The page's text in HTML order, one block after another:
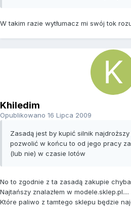
W takim razie wytłumacz mi swój tok
Khiledim
Opublikowano 16 Lipca 2009
Zasadą jest by kupić silnik
pozwolić w końcu to od jego pracy
(lub nie) w czasie lotów
No to zgodnie z ta zasadą zakupie
Najtańszy znalazłem w modele.sklep.pl....
Które paliwo z tamtego sklepu będzie